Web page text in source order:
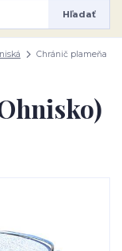
Hľadať
Chránič plameňa